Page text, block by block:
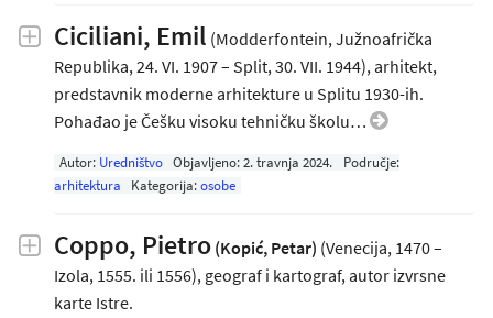
Ciciliani, Emil (Modderfontein, Južnoafrička
Republika, 24. VI. 1907 – Split, 30. VII. 1944), arhitekt,
predstavnik moderne arhitekture u Splitu 1930-ih.
Pohađao je Češku visoku tehničku školu…
Autor: Uredništvo Objavljeno:2. travnja 2024.
Područje:
arhitektura
Kategorija:osobe
Coppo, Pietro (Kopić, Petar) (Venecija, 1470 –
Izola, 1555. ili 1556), geograf i kartograf, autor izvrsne
karte Istre.